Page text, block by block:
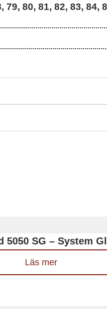
79, 80, 81, 82, 83, 84,
5050 SG – System
Läs mer